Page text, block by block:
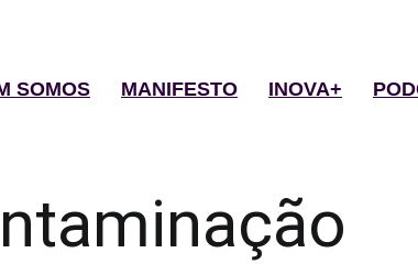
SOMOS MANIFESTO INOVA+